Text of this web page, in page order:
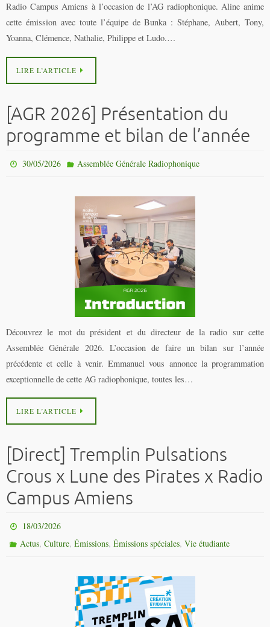
Radio Campus Amiens à l’occasion de l’AG radiophonique. Aline anime
cette émission avec toute l’équipe de Bunka : Stéphane, Aubert, Tony,
Yoanna, Clémence, Nathalie, Philippe et Ludo.…
LIRE L’ARTICLE
[AGR 2026] Présentation du
programme et bilan de l’année
30/05/2026 Assemblée Générale Radiophonique
Découvrez le mot du président et du directeur de la radio sur cette
Assemblée Générale 2026. L’occasion de faire un bilan sur l’année
précédente et celle à venir. Emmanuel vous annonce la programmation
exceptionnelle de cette AG radiophonique, toutes les…
LIRE L’ARTICLE
[Direct] Tremplin Pulsations
Crous x Lune des Pirates x Radio
Campus Amiens
18/03/2026
Actus,Culture,Émissions,Émissions spéciales,Vie étudiante